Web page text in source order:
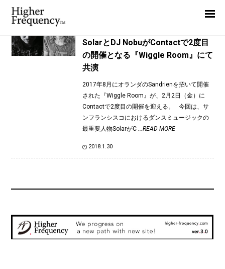
TAG: Tacos On Acid
SolarとDJ NobuがContactで2度目
の開催となる『Wiggle Room』にて
共演
2017年8月にオランダのSandrienを招いて開催
された『Wiggle Room』が、2月2日（金）に
Contactで2度目の開催を迎える。 今回は、サ
ンフランシスコにおけるダンスミュージックの
最重要人物SolarがC ...READ MORE
2018.1.30
News
Interview
Report